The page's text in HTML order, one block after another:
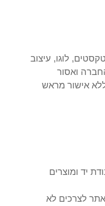
לוגו, עיצוב
ואסור
אישור מראש
יד ומוצרים
לצרכים לא